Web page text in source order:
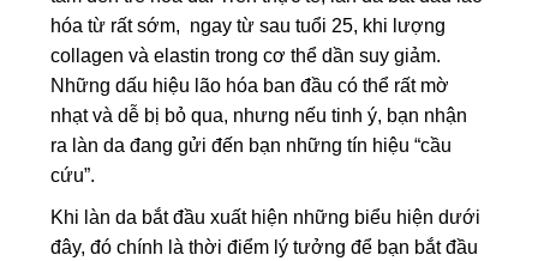
hóa từ rất sớm, ngay từ sau tuổi 25, khi lượng
collagen và elastin trong cơ thể dần suy giảm.
Những dấu hiệu lão hóa ban đầu có thể rất mờ
nhạt và dễ bị bỏ qua, nhưng nếu tinh ý, bạn nhận
ra làn da đang gửi đến bạn những tín hiệu “cầu
cứu”.
Khi làn da bắt đầu xuất hiện những biểu hiện dưới
đây, đó chính là thời điểm lý tưởng để bạn bắt đầu